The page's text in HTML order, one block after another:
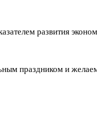
развития
праздником и